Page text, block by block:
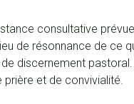
consultative
de résonnance de ce
discernement pastoral.
prière et de convivialité.